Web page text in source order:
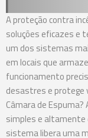
A proteção contra
soluções eficazes e
um dos sistemas
em locais que
funcionamento
desastres e protege
Câmara de
simples e altamente
sistema libera uma